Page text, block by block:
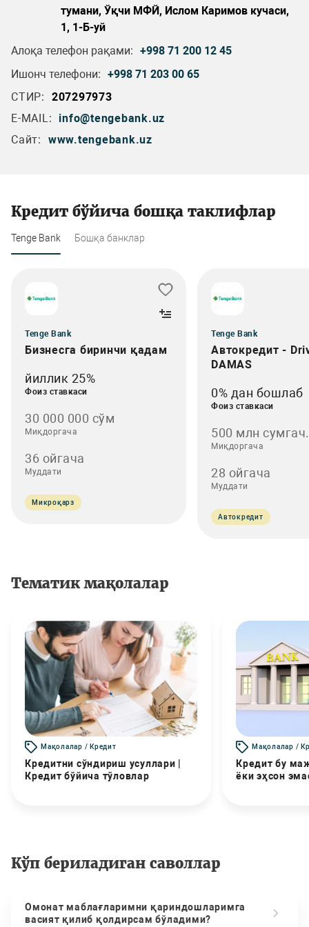
тумани, Ўқчи МФЙ, Ислом Каримов кучаси,
1, 1-Б-уй
Алоқа телефон рақами: +998 71 200 12 45
Ишонч телефони: +998 71 203 00 65
СТИР:
207297973
E-MAIL:
info@tengebank.uz
Сайт:
www.tengebank.uz
Кредит бўйича бошқа таклифлар
Tenge Bank Бошқа банклар
Tenge Bank
Бизнесга биринчи қадам
йиллик 25%
Фоиз ставкаси
30 000 000 сўм
Миқдоргача
36 ойгача
Муддати
Микроқарз
Tenge Bank
Автокредит -
DAMAS
0% дан бошлаб
Фоиз ставкаси
500 млн
Миқдоргача
28 ойгача
Муддати
Автокредит
Тематик мақолалар
Мақолалар / Кредит
Кредитни сўндириш усуллари |
Кредит бўйича тўловлар
Мақолалар /
Кредит бу
ёки эҳсон
Кўп бериладиган саволлар
Омонат маблағларимни қариндошларимга
васият қилиб қолдирсам бўладими?